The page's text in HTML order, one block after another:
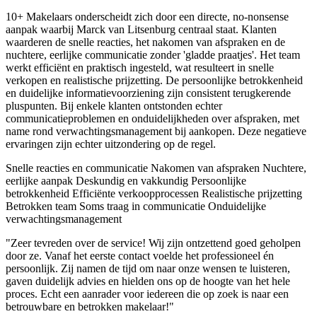
10+ Makelaars onderscheidt zich door een directe, no-nonsense
aanpak waarbij Marck van Litsenburg centraal staat. Klanten
waarderen de snelle reacties, het nakomen van afspraken en de
nuchtere, eerlijke communicatie zonder 'gladde praatjes'. Het team
werkt efficiënt en praktisch ingesteld, wat resulteert in snelle
verkopen en realistische prijzetting. De persoonlijke betrokkenheid
en duidelijke informatievoorziening zijn consistent terugkerende
pluspunten. Bij enkele klanten ontstonden echter
communicatieproblemen en onduidelijkheden over afspraken, met
name rond verwachtingsmanagement bij aankopen. Deze negatieve
ervaringen zijn echter uitzondering op de regel.
Snelle reacties en communicatie Nakomen van afspraken Nuchtere,
eerlijke aanpak Deskundig en vakkundig Persoonlijke
betrokkenheid Efficiënte verkoopprocessen Realistische prijzetting
Betrokken team Soms traag in communicatie Onduidelijke
verwachtingsmanagement
"Zeer tevreden over de service! Wij zijn ontzettend goed geholpen
door ze. Vanaf het eerste contact voelde het professioneel én
persoonlijk. Zij namen de tijd om naar onze wensen te luisteren,
gaven duidelijk advies en hielden ons op de hoogte van het hele
proces. Echt een aanrader voor iedereen die op zoek is naar een
betrouwbare en betrokken makelaar!"